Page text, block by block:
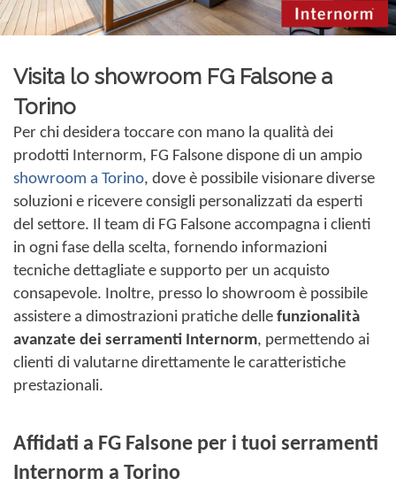
Visita lo showroom FG Falsone a
Torino
Per chi desidera toccare con mano la qualità dei
prodotti Internorm, FG Falsone dispone di un ampio
showroom a Torino, dove è possibile visionare diverse
soluzioni e ricevere consigli personalizzati da esperti
del settore. Il team di FG Falsone accompagna i clienti
in ogni fase della scelta, fornendo informazioni
tecniche dettagliate e supporto per un acquisto
consapevole. Inoltre, presso lo showroom è possibile
assistere a dimostrazioni pratiche delle funzionalità
avanzate dei serramenti Internorm, permettendo ai
clienti di valutarne direttamente le caratteristiche
prestazionali.
Affidati a FG Falsone per i tuoi serramenti
Internorm a Torino